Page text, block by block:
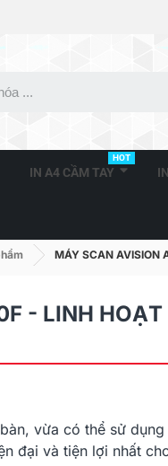
IN A4 CẦM TAY
HOT
MÁY SCAN AVISION
- LINH
vừa có thể sử
đại và tiện lợi nhất